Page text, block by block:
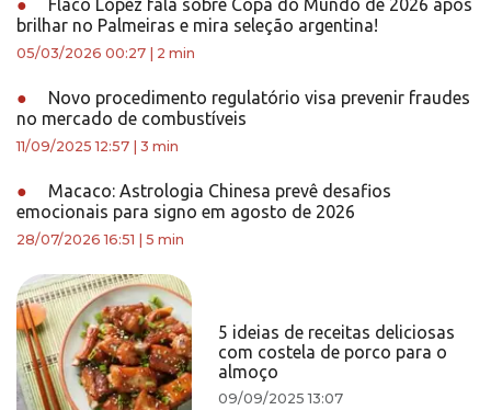
●
Flaco López fala sobre Copa do Mundo de 2026 após
brilhar no Palmeiras e mira seleção argentina!
05/03/2026 00:27 2 min
●
Novo procedimento regulatório visa prevenir fraudes
no mercado de combustíveis
11/09/2025 12:57 3 min
●
Macaco: Astrologia Chinesa prevê desafios
emocionais para signo em agosto de 2026
28/07/2026 16:51 5 min
5 ideias de receitas deliciosas
com costela de porco para o
almoço
09/09/2025 13:07